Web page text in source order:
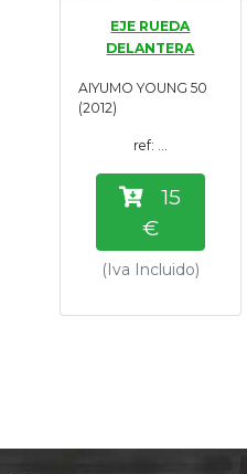
Usados
Formulario
Empresa
Contacto
EJE RUEDA
DELANTERA
AIYUMO YOUNG 50
(2012)
ref: ...
15
€
(Iva Incluido)